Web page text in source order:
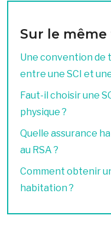
Sur le
Une convention de
entre une SCI et
Faut-il choisir une
physique ?
Quelle assurance
au RSA ?
Comment obtenir
habitation ?